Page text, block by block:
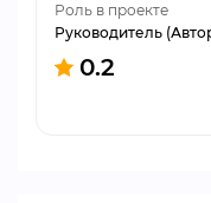
Роль в проекте
Руководитель
0.2